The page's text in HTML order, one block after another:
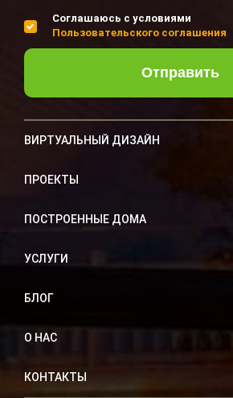
Соглашаюсь с условиями
Пользовательского соглашения
Отправить
ВИРТУАЛЬНЫЙ ДИЗАЙН
ПРОЕКТЫ
ПОСТРОЕННЫЕ ДОМА
УСЛУГИ
БЛОГ
О НАС
КОНТАКТЫ